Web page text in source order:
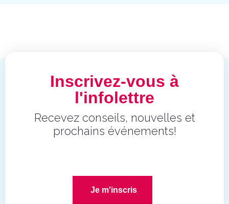
Inscrivez-vous à
l'infolettre
Recevez conseils, nouvelles et
prochains événements!
Je m'inscris